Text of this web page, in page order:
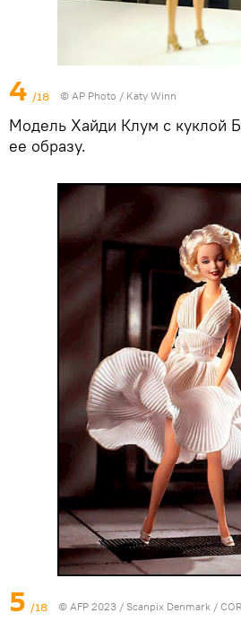
4 /18 © AP Photo / Katy Winn
Модель Хайди Клум с куклой
ее образу.
5 /18 © AFP 2023 / Scanpix Denmark /